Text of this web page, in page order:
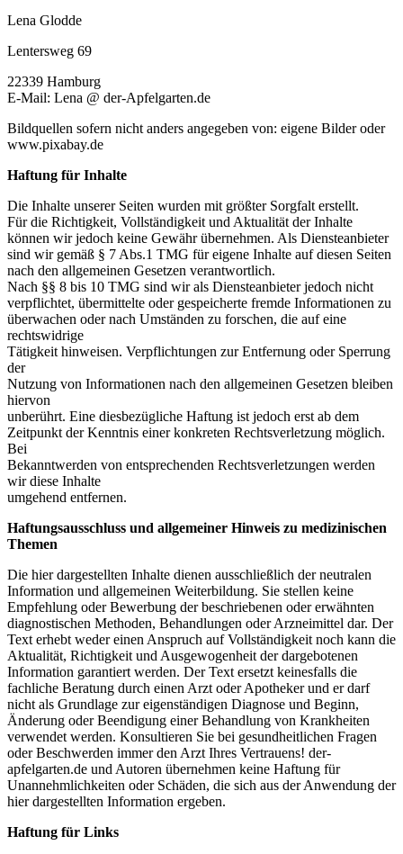
Lena Glodde
Lentersweg 69
22339 Hamburg
E-Mail: Lena @ der-Apfelgarten.de
Bildquellen sofern nicht anders angegeben von: eigene Bilder oder
www.pixabay.de
Haftung für Inhalte
Die Inhalte unserer Seiten wurden mit größter Sorgfalt erstellt.
Für die Richtigkeit, Vollständigkeit und Aktualität der Inhalte
können wir jedoch keine Gewähr übernehmen. Als Diensteanbieter
sind wir gemäß § 7 Abs.1 TMG für eigene Inhalte auf diesen Seiten
nach den allgemeinen Gesetzen verantwortlich.
Nach §§ 8 bis 10 TMG sind wir als Diensteanbieter jedoch nicht
verpflichtet, übermittelte oder gespeicherte fremde Informationen zu
überwachen oder nach Umständen zu forschen, die auf eine
rechtswidrige
Tätigkeit hinweisen. Verpflichtungen zur Entfernung oder Sperrung
der
Nutzung von Informationen nach den allgemeinen Gesetzen bleiben
hiervon
unberührt. Eine diesbezügliche Haftung ist jedoch erst ab dem
Zeitpunkt der Kenntnis einer konkreten Rechtsverletzung möglich.
Bei
Bekanntwerden von entsprechenden Rechtsverletzungen werden
wir diese Inhalte
umgehend entfernen.
Haftungsausschluss und allgemeiner Hinweis zu medizinischen
Themen
Die hier dargestellten Inhalte dienen ausschließlich der neutralen
Information und allgemeinen Weiterbildung. Sie stellen keine
Empfehlung oder Bewerbung der beschriebenen oder erwähnten
diagnostischen Methoden, Behandlungen oder Arzneimittel dar. Der
Text erhebt weder einen Anspruch auf Vollständigkeit noch kann die
Aktualität, Richtigkeit und Ausgewogenheit der dargebotenen
Information garantiert werden. Der Text ersetzt keinesfalls die
fachliche Beratung durch einen Arzt oder Apotheker und er darf
nicht als Grundlage zur eigenständigen Diagnose und Beginn,
Änderung oder Beendigung einer Behandlung von Krankheiten
verwendet werden. Konsultieren Sie bei gesundheitlichen Fragen
oder Beschwerden immer den Arzt Ihres Vertrauens! der-
apfelgarten.de und Autoren übernehmen keine Haftung für
Unannehmlichkeiten oder Schäden, die sich aus der Anwendung der
hier dargestellten Information ergeben.
Haftung für Links